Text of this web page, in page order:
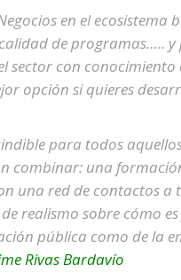
en el ecosistema
de programas….. y
sector con
opción si quieres
para todos
combinar: una
una red de contactos a
realismo sobre cómo
pública como de la
Rivas Bardavío